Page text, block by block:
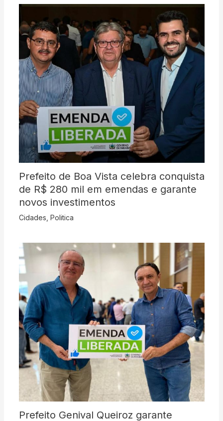
Prefeito de Boa Vista celebra conquista
de R$ 280 mil em emendas e garante
novos investimentos
Cidades Politica
Prefeito Genival Queiroz garante